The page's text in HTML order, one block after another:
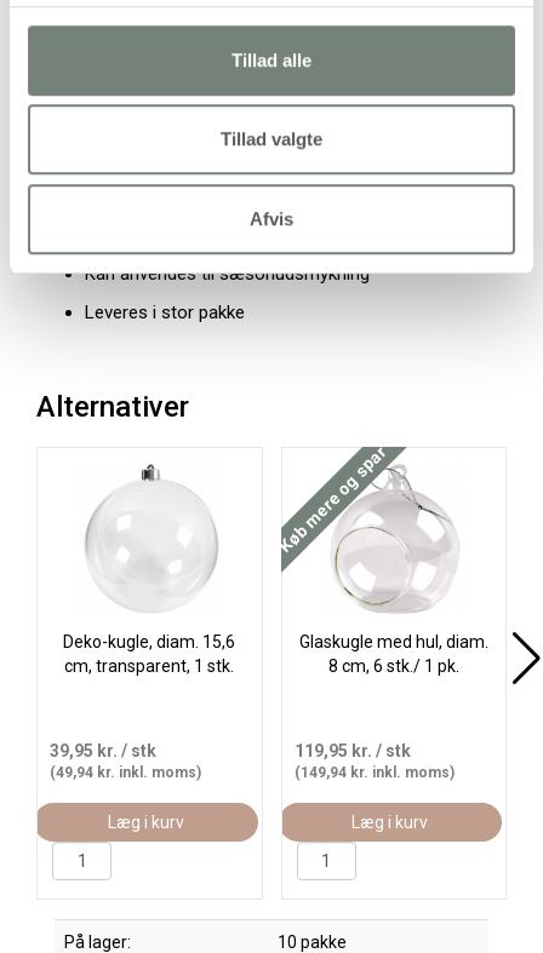
Tillad alle
Tillad valgte
Afvis
Kan anvendes til sæsonudsmykning
Leveres i stor pakke
Alternativer
Deko-kugle, diam. 15,6
cm, transparent, 1 stk.
39,95 kr. / stk
(49,94 kr. inkl. moms)
Læg i kurv
Køb mere og spar
Glaskugle med hul, diam.
8 cm, 6 stk./ 1 pk.
119,95 kr. / stk
(149,94 kr. inkl. moms)
Læg i kurv
På lager: 10 pakke